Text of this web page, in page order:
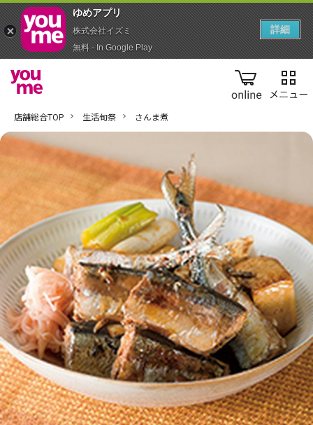
online
店舗総合TOP 生活旬祭 さんま煮
ゆめアプ‪リ‬
株式会社イズミ
無料 - In Google Play
詳細